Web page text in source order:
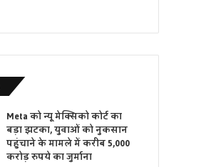
Meta को न्यू मेक्सिको कोर्ट का
बड़ा झटका, युवाओं को नुकसान
पहुंचाने के मामले में करीब 5,000
करोड़ रुपये का जुर्माना